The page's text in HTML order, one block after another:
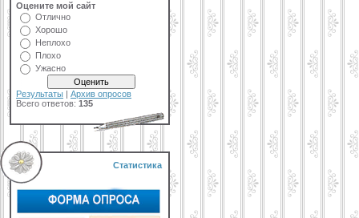
Оцените мой сайт
Отлично
Хорошо
Неплохо
Плохо
Ужасно
Результаты | Архив опросов
Всего ответов: 135
Статистика